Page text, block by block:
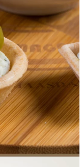
DISTRIBUIDORES E
REPRESENTANTES
AGENDA DE CURSOS